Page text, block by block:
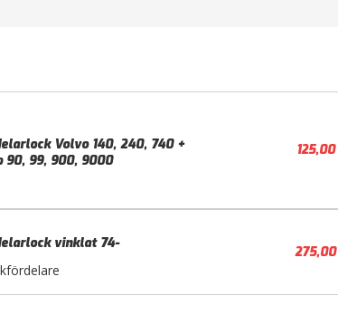
Volvo 140, 240, 740 +
90, 99, 900, 9000
125,00
vinklat 74-
275,00